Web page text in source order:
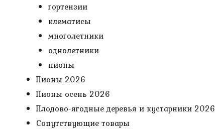
гортензии
клематисы
многолетники
однолетники
пионы
Пионы 2026
Пионы осень 2026
Плодово-ягодные деревья и кустарники 2026
Сопутствующие товары